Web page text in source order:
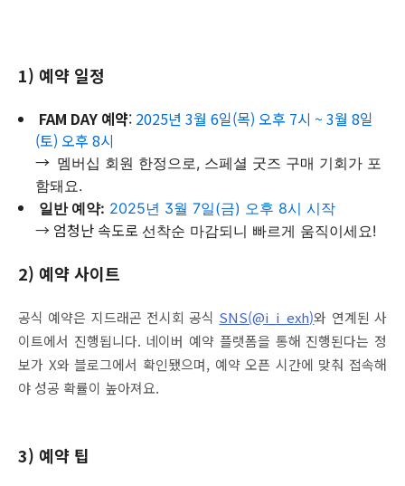
1) 예약 일정
FAM DAY 예약: 2025년 3월 6일(목) 오후 7시 ~ 3월 8일
(토) 오후 8시
→ 멤버십 회원 한정으로, 스페셜 굿즈 구매 기회가 포
함돼요.
일반 예약: 2025년 3월 7일(금) 오후 8시 시작
→ 엄청난 속도로 선착순 마감되니 빠르게 움직이세요!
2) 예약 사이트
공식 예약은 지드래곤 전시회 공식 SNS(@i_i_exh)와 연계된 사
이트에서 진행됩니다. 네이버 예약 플랫폼을 통해 진행된다는 정
보가 X와 블로그에서 확인됐으며, 예약 오픈 시간에 맞춰 접속해
야 성공 확률이 높아져요.
3) 예약 팁